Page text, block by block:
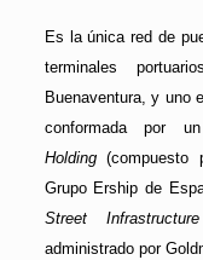
Es la única red de
terminales
Buenaventura, y uno
conformada por
Holding(compuesto
Grupo Ership de
Street
administrado por